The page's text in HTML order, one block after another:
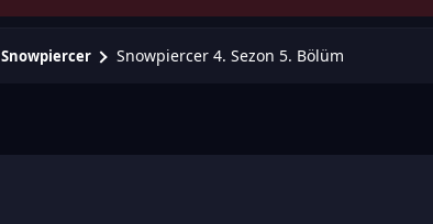
Snowpiercer Snowpiercer 4. Sezon 5. Bölüm